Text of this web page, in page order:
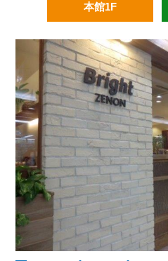
本館1F